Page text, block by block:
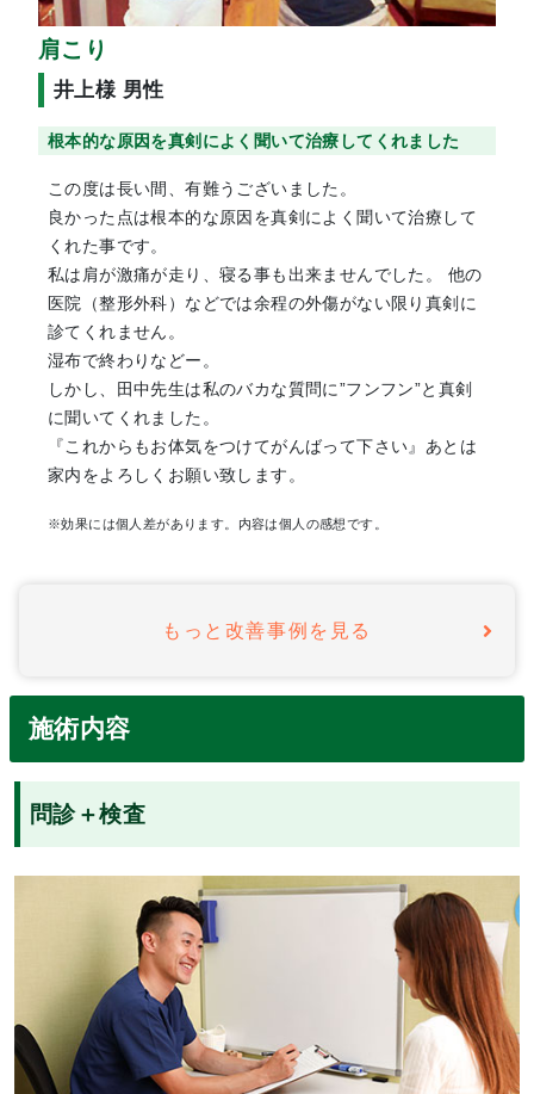
肩こり
井上様 男性
根本的な原因を真剣によく聞いて治療してくれました
この度は長い間、有難うございました。
良かった点は根本的な原因を真剣によく聞いて治療して
くれた事です。
私は肩が激痛が走り、寝る事も出来ませんでした。 他の
医院（整形外科）などでは余程の外傷がない限り真剣に
診てくれません。
湿布で終わりなどー。
しかし、田中先生は私のバカな質問に”フンフン”と真剣
に聞いてくれました。
『これからもお体気をつけてがんばって下さい』あとは
家内をよろしくお願い致します。
※効果には個人差があります。内容は個人の感想です。
もっと改善事例を見る
施術内容
問診＋検査